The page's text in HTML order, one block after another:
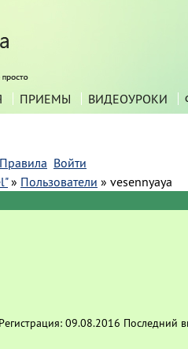
ПРИЕМЫ ВИДЕОУРОКИ
Правила Войти
» Пользователи » vesennyaya
Регистрация: 09.08.2016 Последний